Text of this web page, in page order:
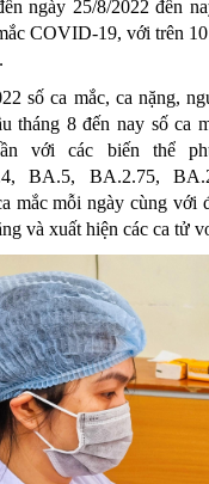
ngày 25/8/2022 đến
COVID-19, với trên
số ca mắc, ca nặng,
tháng 8 đến nay số ca
vớicác biến thể
BA.5, BA.2.75,
mắc mỗi ngày cùng với
và xuất hiện các ca tử